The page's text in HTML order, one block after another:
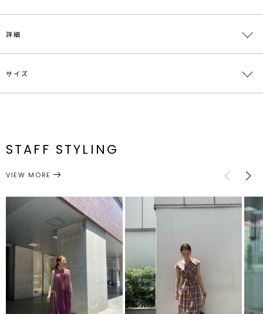
存在感のあるボリュームソールを使用したサンダル。
足首のバックルデザインが足を固定し、歩きやすいデザインへ落とし
込んでいます。
詳細
素材
シューズ サンダル
サイズ
M
1.7cm
サイズガイド
STAFF STYLING
VIEW MORE